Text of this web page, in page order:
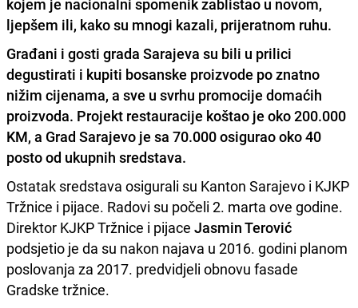
kojem je nacionalni spomenik zablistao u novom,
ljepšem ili, kako su mnogi kazali, prijeratnom ruhu.
Građani i gosti grada Sarajeva su bili u prilici
degustirati i kupiti bosanske proizvode po znatno
nižim cijenama, a sve u svrhu promocije domaćih
proizvoda. Projekt restauracije koštao je oko 200.000
KM, a Grad Sarajevo je sa 70.000 osigurao oko 40
posto od ukupnih sredstava.
Ostatak sredstava osigurali su Kanton Sarajevo i KJKP
Tržnice i pijace. Radovi su počeli 2. marta ove godine.
Direktor KJKP Tržnice i pijace Jasmin Terović
podsjetio je da su nakon najava u 2016. godini planom
poslovanja za 2017. predvidjeli obnovu fasade
Gradske tržnice.